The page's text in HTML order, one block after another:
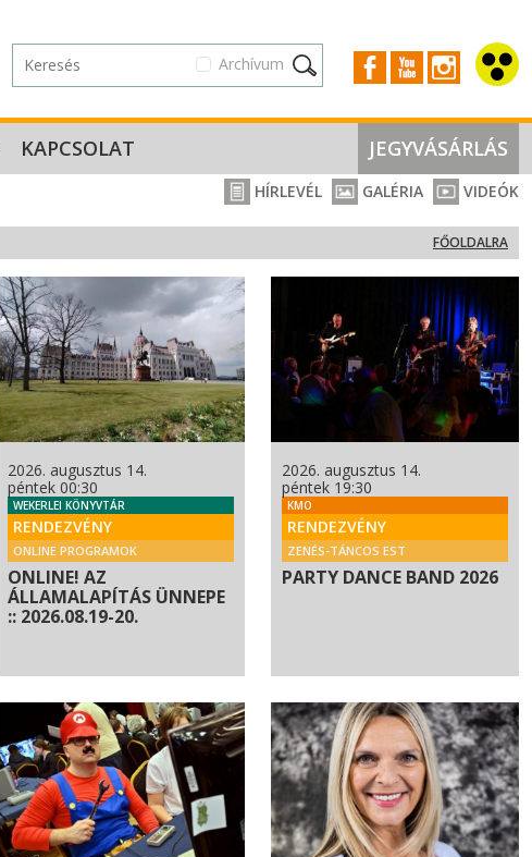
Archívum
KAPCSOLAT JEGYVÁSÁRLÁS
HÍRLEVÉL GALÉRIA VIDEÓK
FŐOLDALRA
2026. augusztus 14.
péntek 00:30
WEKERLEI KÖNYVTÁR
RENDEZVÉNY
ONLINE PROGRAMOK
ONLINE! AZ
ÁLLAMALAPÍTÁS ÜNNEPE
:: 2026.08.19-20.
2026. augusztus 14.
péntek 19:30
KMO
RENDEZVÉNY
ZENÉS-TÁNCOS EST
PARTY DANCE BAND 2026